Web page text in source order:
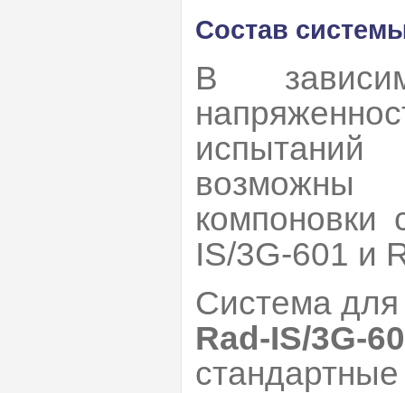
Состав
В
компоновки
IS/3G-601 и
Система
Rad-IS/3G-